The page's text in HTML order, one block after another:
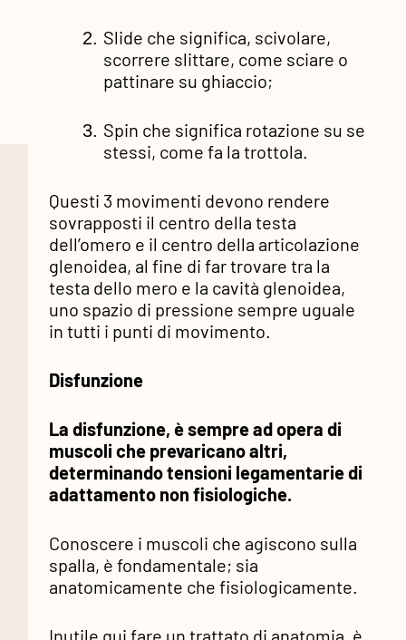
Slide che significa, scivolare,
scorrere slittare, come sciare o
pattinare su ghiaccio;
Spin che significa rotazione su se
stessi, come fa la trottola.
Questi 3 movimenti devono rendere
sovrapposti il centro della testa
dell’omero e il centro della articolazione
glenoidea, al fine di far trovare tra la
testa dello mero e la cavità glenoidea,
uno spazio di pressione sempre uguale
in tutti i punti di movimento.
Disfunzione
La disfunzione, è sempre ad opera di
muscoli che prevaricano altri,
determinando tensioni legamentarie di
adattamento non fisiologiche.
Conoscere i muscoli che agiscono sulla
spalla, è fondamentale; sia
anatomicamente che fisiologicamente.
Inutile qui fare un trattato di anatomia, è